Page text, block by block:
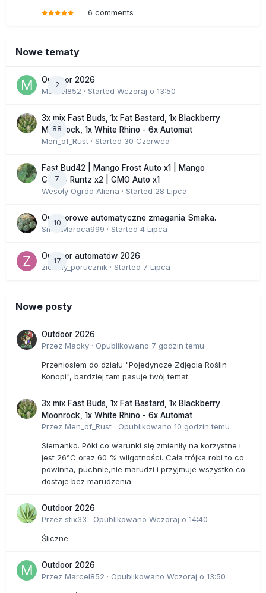
6 comments
Nowe tematy
2
Outdoor 2026
Marcel852 · Started Wczoraj o 13:50
88
3x mix Fast Buds, 1x Fat Bastard, 1x Blackberry
Moonrock, 1x White Rhino - 6x Automat
Men_of_Rust · Started 30 Czerwca
7
Fast Bud42 | Mango Frost Auto x1 | Mango
Cherry Runtz x2 | GMO Auto x1
Wesoły Ogród Aliena · Started 28 Lipca
10
Outdoorowe automatyczne zmagania Smaka.
SmakMaroca999 · Started 4 Lipca
17
Outdoor automatów 2026
zielony_porucznik · Started 7 Lipca
Nowe posty
Outdoor 2026
Przez Macky · Opublikowano 7 godzin temu
Przeniosłem do działu "Pojedyncze Zdjęcia Roślin
Konopi", bardziej tam pasuje twój temat.
3x mix Fast Buds, 1x Fat Bastard, 1x Blackberry
Moonrock, 1x White Rhino - 6x Automat
Przez Men_of_Rust · Opublikowano 10 godzin temu
Siemanko. Póki co warunki się zmieniły na korzystne i
jest 26°C oraz 60 % wilgotności. Cała trójka robi to co
powinna, puchnie,nie marudzi i przyjmuje wszystko co
dostaje bez marudzenia.
Outdoor 2026
Przez stix33 · Opublikowano Wczoraj o 14:40
Śliczne
Outdoor 2026
Przez Marcel852 · Opublikowano Wczoraj o 13:50